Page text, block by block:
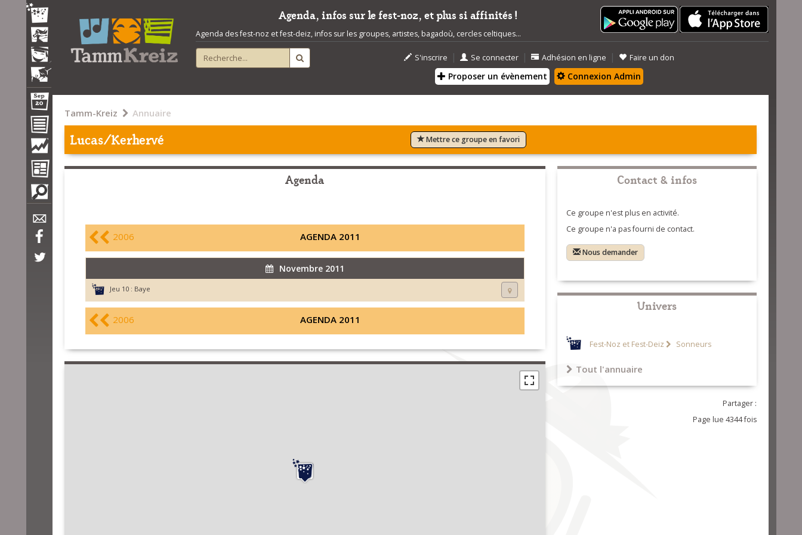
Agenda, infos sur le fest-noz, et plus si affinités !
Agenda des fest-noz et fest-deiz, infos sur les groupes, artistes, bagadoù, cercles celtiques...
S'inscrire | Se connecter | Adhésion en ligne | Faire un don
Proposer un évènement Connexion Admin
Tamm-Kreiz Annuaire
Lucas/Kerhervé Mettre ce groupe en favori
Agenda
2006 AGENDA 2011
Novembre 2011
Jeu 10 : Baye
2006 AGENDA 2011
Contact & infos
Ce groupe n'est plus en activité.
Ce groupe n'a pas fourni de contact.
Nous demander
Univers
Fest-Noz et Fest-Deiz Sonneurs
Tout l'annuaire
Partager :
Page lue 4344 fois